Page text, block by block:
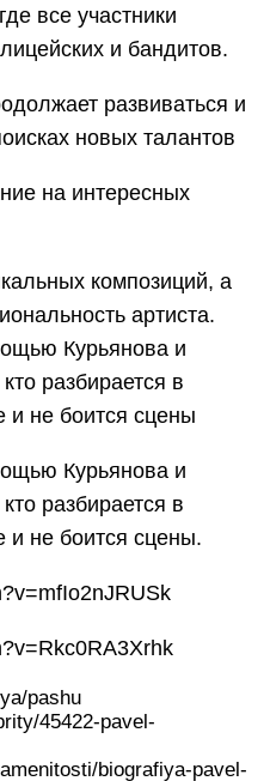
все участники
и бандитов.
развиваться и
новых талантов
на интересных
композиций, а
артиста.
Курьянова и
разбирается в
и не боится сцены
Курьянова и
разбирается в
и не боится сцены.
pashu
45422-pavel-
biografiya-pavel-